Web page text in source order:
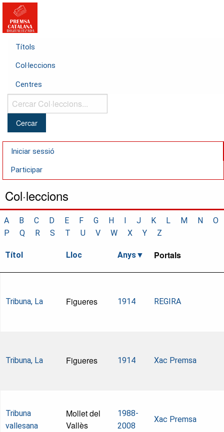
Títols
Col·leccions
Centres
Cercar
Col·leccions...
Iniciar sessió
Participar
Col·leccions
A B C D E F G H I J K L M N
O
P
Q R S T U V W X Y Z
Títol Lloc Anys Portals
Tribuna, La Figueres 1914 REGIRA
Tribuna, La Figueres 1914 Xac Premsa
Tribuna
vallesana
Mollet del
Vallès
1988-
2008
Xac Premsa